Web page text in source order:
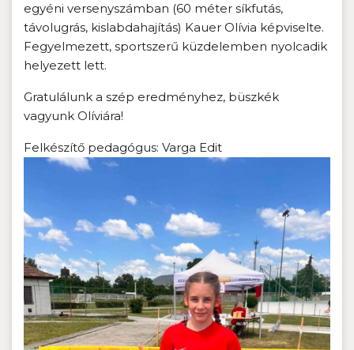
egyéni versenyszámban (60 méter síkfutás,
távolugrás, kislabdahajítás) Kauer Olívia képviselte.
Fegyelmezett, sportszerű küzdelemben nyolcadik
helyezett lett.
Gratulálunk a szép eredményhez, büszkék
vagyunk Olíviára!
Felkészítő pedagógus: Varga Edit